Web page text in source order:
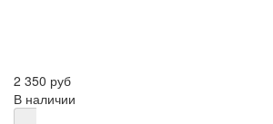
2 350 руб
В наличии